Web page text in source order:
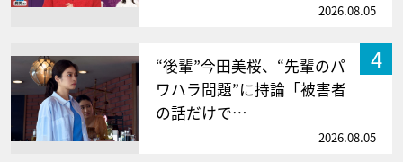
2026.08.05
4
“後輩”今田美桜、“先輩のパ
ワハラ問題”に持論「被害者
の話だけで…
2026.08.05